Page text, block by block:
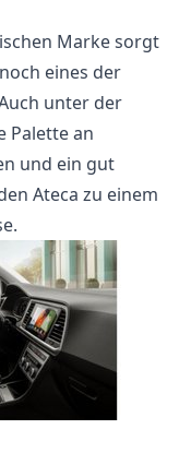
Marke sorgt
eines der
unter der
Palette an
und ein gut
Ateca zu einem